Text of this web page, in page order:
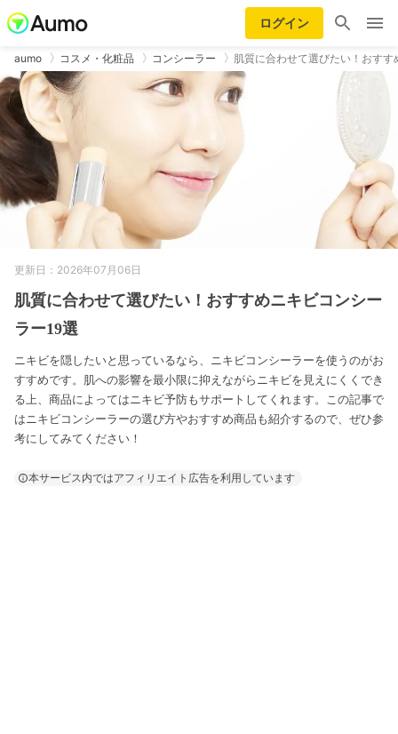
ログイン
aumo コスメ・化粧品 コンシーラー 肌質に合わせて選びたい！おす
更新日：2026年07月06日
肌質に合わせて選びたい！おすすめニキビコンシー
ラー19選
ニキビを隠したいと思っているなら、ニキビコンシーラーを使うのがお
すすめです。肌への影響を最小限に抑えながらニキビを見えにくくでき
る上、商品によってはニキビ予防もサポートしてくれます。この記事で
はニキビコンシーラーの選び方やおすすめ商品も紹介するので、ぜひ参
考にしてみてください！
本サービス内ではアフィリエイト広告を利用しています